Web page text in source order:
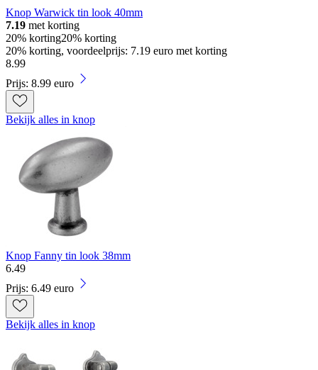
Knop Warwick tin look 40mm
7.19 met korting
20% korting20% korting
20% korting, voordeelprijs: 7.19 euro met korting
8.99
Prijs: 8.99 euro
Bekijk alles in knop
Knop Fanny tin look 38mm
6.49
Prijs: 6.49 euro
Bekijk alles in knop